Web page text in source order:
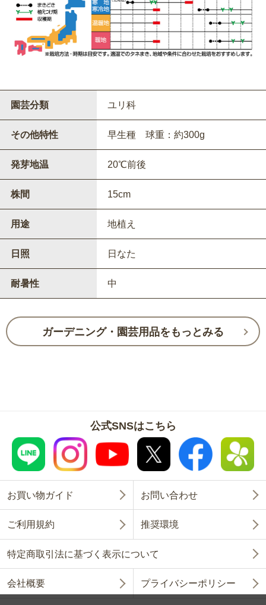
園芸分類 ユリ科
その他特性 早生種 球重：約300g
発芽地温 20℃前後
株間 15cm
用途 地植え
日照 日なた
耐暑性 中
ガーデニング・園芸用品をもっとみる
公式SNSはこちら
お買い物ガイド お問い合わせ
ご利用規約 推奨環境
特定商取引法に基づく表示について
会社概要 プライバシーポリシー